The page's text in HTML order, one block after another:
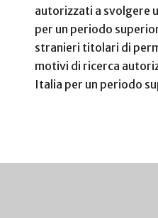
autorizzati a svolgere
per un periodo
stranieri titolari di
motivi di ricerca
Italia per un periodo